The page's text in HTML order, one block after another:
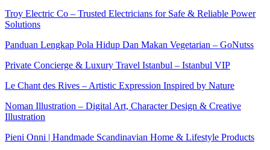
Troy Electric Co – Trusted Electricians for Safe & Reliable Power
Solutions
Panduan Lengkap Pola Hidup Dan Makan Vegetarian – GoNutss
Private Concierge & Luxury Travel Istanbul – Istanbul VIP
Le Chant des Rives – Artistic Expression Inspired by Nature
Noman Illustration – Digital Art, Character Design & Creative
Illustration
Pieni Onni | Handmade Scandinavian Home & Lifestyle Products